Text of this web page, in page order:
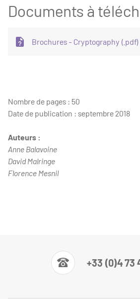
Documents à
Brochures - Cryptography (.pdf)
Nombre de pages : 50
Date de publication : septembre 2018
Auteurs :
Anne Balavoine
David Malringe
Florence Mesnil
+33 (0)4 73